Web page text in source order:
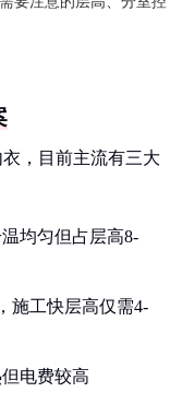
，目前主流有三大
均匀但占层高8-
施工快层高仅需4-
电费较高